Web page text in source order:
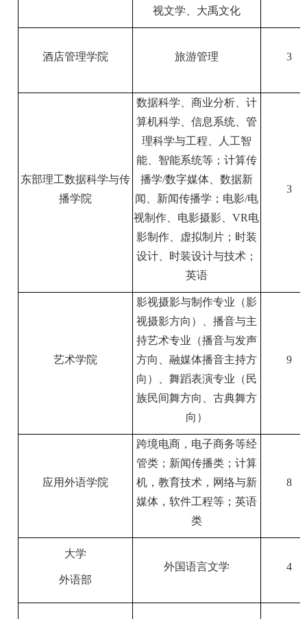
视文学、大禹文化
酒店管理学院 旅游管理 3
东部理工数据科学与传
播学院
数据科学、商业分析、计
算机科学、信息系统、管
理科学与工程、人工智
能、智能系统等；计算传
播学/数字媒体、数据新
闻、新闻传播学；电影/电
视制作、电影摄影、 VR电
影制作、虚拟制片；时装
设计、时装设计与技术；
英语
3
艺术学院
影视摄影与制作专业（影
视摄影方向）、播音与主
持艺术专业（播音与发声
方向、融媒体播音主持方
向）、舞蹈表演专业（民
族民间舞方向、古典舞方
向）
9
应用外语学院
跨境电商，电子商务等经
管类；新闻传播类；计算
机，教育技术，网络与新
媒体，软件工程等；英语
类
8
大学
外语部
外国语言文学 4